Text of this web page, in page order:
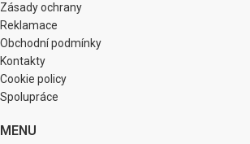
Zásady ochrany
Reklamace
Obchodní podmínky
Kontakty
Cookie policy
Spolupráce
MENU